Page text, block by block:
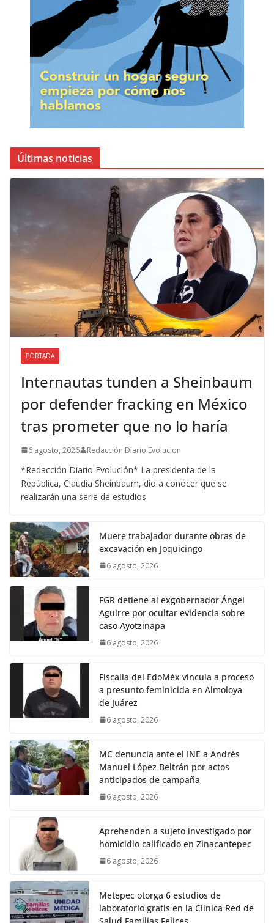
Últimas noticias
PORTADA
Internautas tunden a Sheinbaum
por defender fracking en México
tras prometer que no lo haría
6 agosto, 2026 Redacción Diario Evolucion
*Redacción Diario Evolución* La presidenta de la
República, Claudia Sheinbaum, dio a conocer que se
realizarán una serie de estudios
Muere trabajador durante obras de
excavación en Joquicingo
6 agosto, 2026
FGR detiene al exgobernador Ángel
Aguirre por ocultar evidencia sobre
caso Ayotzinapa
6 agosto, 2026
Fiscalía del EdoMéx vincula a proceso
a presunto feminicida en Almoloya
de Juárez
6 agosto, 2026
MC denuncia ante el INE a Andrés
Manuel López Beltrán por actos
anticipados de campaña
6 agosto, 2026
Aprehenden a sujeto investigado por
homicidio calificado en Zinacantepec
6 agosto, 2026
Metepec otorga 6 estudios de
laboratorio gratis en la Clínica Red de